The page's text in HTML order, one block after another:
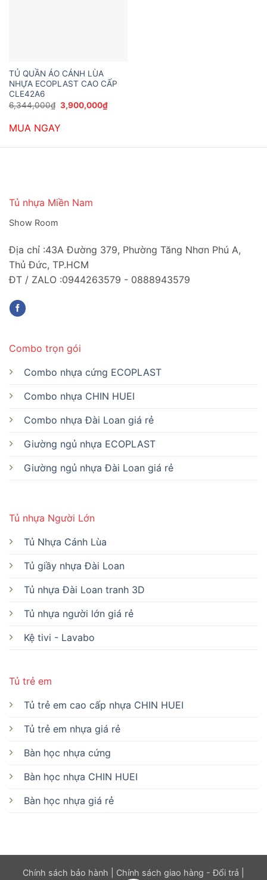
TỦ QUẦN ÁO CÁNH LÙA
NHỰA ECOPLAST CAO CẤP
CLE42A6
6,344,000₫ Giá
gốc
6,344,000₫.
3,900,000₫Giá
hiện
MUA NGAY
Tủ nhựa Miền Nam
Show Room
Địa chỉ :43A Đường 379, Phường Tăng Nhơn Phú A,
Thủ Đức, TP.HCM
ĐT / ZALO :0944263579 - 0888943579
Tủ nhựa Người Lớn
Tủ Nhựa Cánh Lùa
Tủ giầy nhựa Đài Loan
Tủ nhựa Đài Loan tranh 3D
Tủ nhựa người lớn giá rẻ
Kệ tivi - Lavabo
Tủ trẻ em
Tủ trẻ em cao cấp nhựa CHIN HUEI
Tủ trẻ em nhựa giá rẻ
Bàn học nhựa cứng
Bàn học nhựa CHIN HUEI
Bàn học nhựa giá rẻ
Combo trọn gói
Combo nhựa cứng ECOPLAST
Combo nhựa CHIN HUEI
Combo nhựa Đài Loan giá rẻ
Giường ngủ nhựa ECOPLAST
Giường ngủ nhựa Đài Loan giá rẻ
Chính sách bảo hành Chính sách giao hàng - Đổi trả